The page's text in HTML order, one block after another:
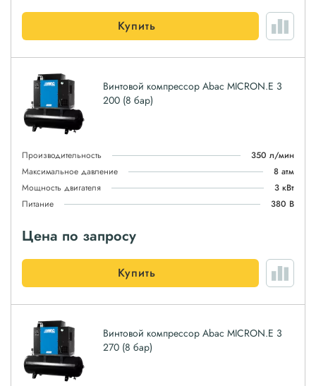
Купить
Винтовой компрессор Abac MICRON.E 3
200 (8 бар)
Производительность
350 л/мин
Максимальное давление
8 атм
Мощность двигателя
3 кВт
Питание
380 В
Цена по запросу
Купить
Винтовой компрессор Abac MICRON.E 3
270 (8 бар)